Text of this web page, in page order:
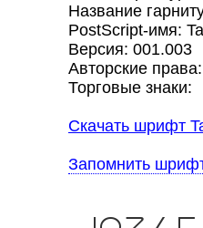
Название
PostScript-имя:
Версия: 001.003
Авторские
Торговые знаки:
Скачать шрифт
Запомнить